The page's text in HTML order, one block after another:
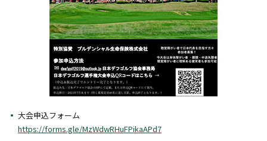
大会申込フォーム
https://forms.gle/MzWdwRHuFPikaAPd7